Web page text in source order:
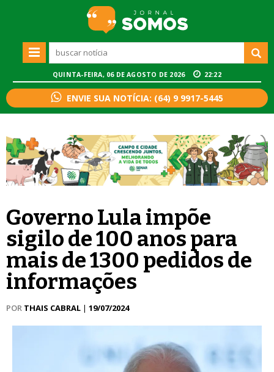
QUINTA-FEIRA, 06 DE AGOSTO DE 2026 22:22
ENVIE SUA NOTÍCIA: (64) 9 9917-5445
Governo Lula impõe
sigilo de 100 anos para
mais de 1300 pedidos de
informações
POR THAIS CABRAL | 19/07/2024